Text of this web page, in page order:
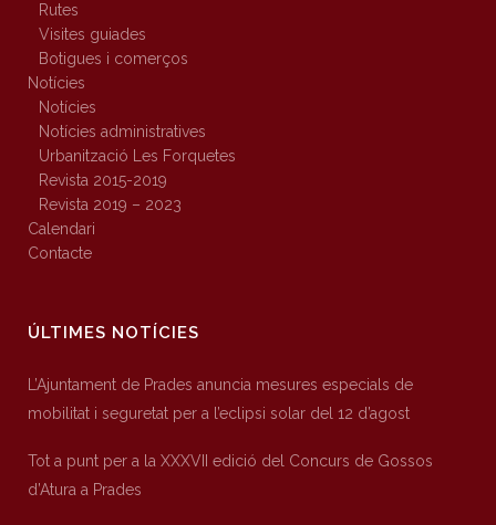
Rutes
Visites guiades
Botigues i comerços
Notícies
Notícies
Notícies administratives
Urbanització Les Forquetes
Revista 2015-2019
Revista 2019 – 2023
Calendari
Contacte
ÚLTIMES NOTÍCIES
L’Ajuntament de Prades anuncia mesures especials de
mobilitat i seguretat per a l’eclipsi solar del 12 d’agost
Tot a punt per a la XXXVII edició del Concurs de Gossos
d’Atura a Prades